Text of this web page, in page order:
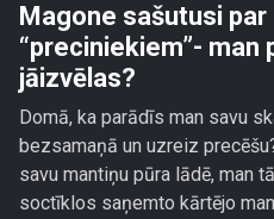
Magone sašutusi
“preciniekiem”- man
jāizvēlas?
Domā, ka parādīs man savu
bezsamaņā un uzreiz
savu mantiņu pūra lādē, man
soctīklos saņemto kārtējo